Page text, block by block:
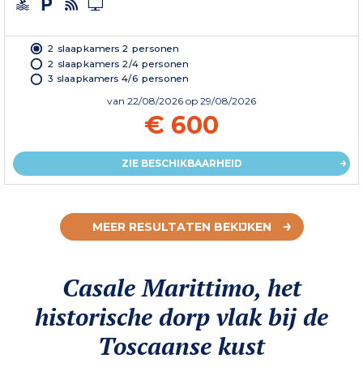
2 slaapkamers 2 personen
2 slaapkamers 2/4 personen
3 slaapkamers 4/6 personen
van 22/08/2026 op 29/08/2026
€ 600
ZIE BESCHIKBAARHEID
MEER RESULTATEN BEKIJKEN
Casale Marittimo, het
historische dorp vlak bij de
Toscaanse kust